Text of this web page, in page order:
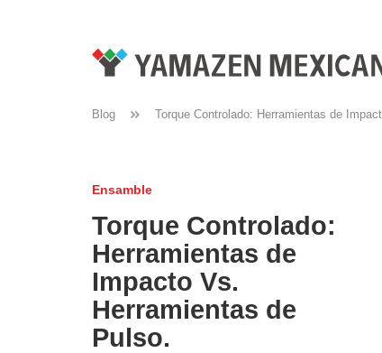
Blog Torque Controlado: Herramientas de
Ensamble
Torque Controlado:
Herramientas de
Impacto Vs.
Herramientas de
Pulso.